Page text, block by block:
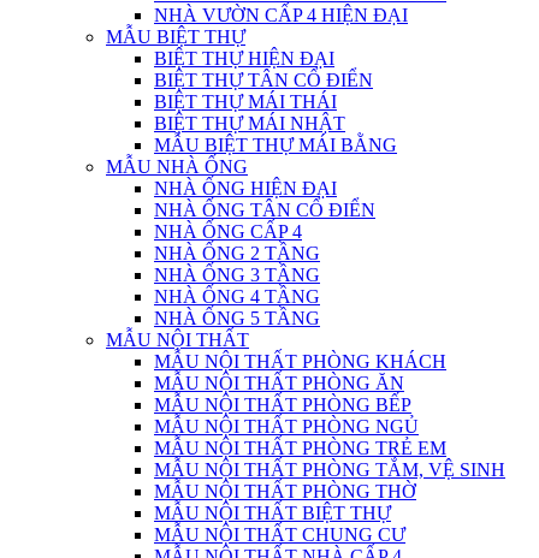
NHÀ VƯỜN CẤP 4 HIỆN ĐẠI
MẪU BIỆT THỰ
BIỆT THỰ HIỆN ĐẠI
BIỆT THỰ TÂN CỔ ĐIỂN
BIỆT THỰ MÁI THÁI
BIỆT THỰ MÁI NHẬT
MẪU BIỆT THỰ MÁI BẰNG
MẪU NHÀ ỐNG
NHÀ ỐNG HIỆN ĐẠI
NHÀ ỐNG TÂN CỔ ĐIỂN
NHÀ ỐNG CẤP 4
NHÀ ỐNG 2 TẦNG
NHÀ ỐNG 3 TẦNG
NHÀ ỐNG 4 TẦNG
NHÀ ỐNG 5 TẦNG
MẪU NỘI THẤT
MẪU NỘI THẤT PHÒNG KHÁCH
MẪU NỘI THẤT PHÒNG ĂN
MẪU NỘI THẤT PHÒNG BẾP
MẪU NỘI THẤT PHÒNG NGỦ
MẪU NỘI THẤT PHÒNG TRẺ EM
MẪU NỘI THẤT PHÒNG TẮM, VỆ SINH
MẪU NỘI THẤT PHÒNG THỜ
MẪU NỘI THẤT BIỆT THỰ
MẪU NỘI THẤT CHUNG CƯ